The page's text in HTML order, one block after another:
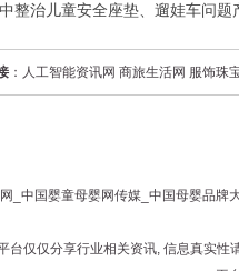
整治儿童安全座垫、遛娃车问题
： 人工智能资讯网 商旅生活网 服饰珠
_中国婴童母婴网传媒_中国母婴品牌
台仅仅分享行业相关资讯, 信息真实性